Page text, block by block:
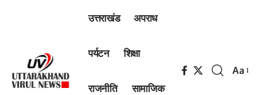
उत्तराखंड अपराध
पर्यटन शिक्षा
राजनीति सामाजिक
Font
Aa